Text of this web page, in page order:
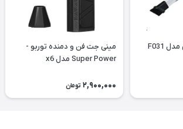
جت فن و جاروبرقی مدل F031
مینی جت فن و دمنده توربو -
Super Power مدل x6
2,900,000 تومان